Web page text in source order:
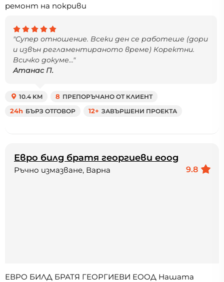
ремонт на покриви
"Супер отношение. Всеки ден се работеше (дори
и извън регламентираното време) Коректни.
Всичко докуме..."
Атанас П.
10.4 KM 8 ПРЕПОРЪЧАНО ОТ КЛИЕНТ
24h БЪРЗ ОТГОВОР 12+ ЗАВЪРШЕНИ ПРОЕКТА
Евро билд братя георгиеви еоод
9.8
Ръчно измазване, Варна
ЕВРО БИЛД БРАТЯ ГЕОРГИЕВИ ЕООД Нашата